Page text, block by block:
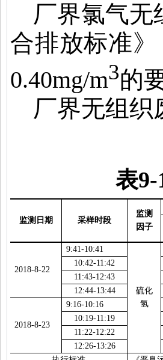
厂界氯气无
合排放标准》
0.40mg/m3的
厂界无组织
表9-
监测日期 采样时段
监测
因子
2018-8-22
9:41-10:41
硫化
氢
10:42-11:42
11:43-12:43
12:44-13:44
2018-8-23
9:16-10:16
10:19-11:19
11:22-12:22
12:26-13:26